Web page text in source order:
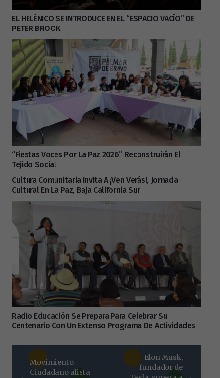
EL HELÉNICO SE INTRODUCE EN EL “ESPACIO VACÍO” DE
PETER BROOK
“Fiestas Voces Por La Paz 2026” Reconstruirán El
Tejido Social
Cultura Comunitaria Invita A ¡Ven Verás!, Jornada
Cultural En La Paz, Baja California Sur
Radio Educación Se Prepara Para Celebrar Su
Centenario Con Un Extenso Programa De Actividades
Movimiento
Ciudadano alista
Elon Musk,
fundador de